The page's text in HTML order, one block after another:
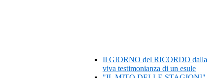
Il GIORNO del RICORDO dalla
viva testimonianza di un esule